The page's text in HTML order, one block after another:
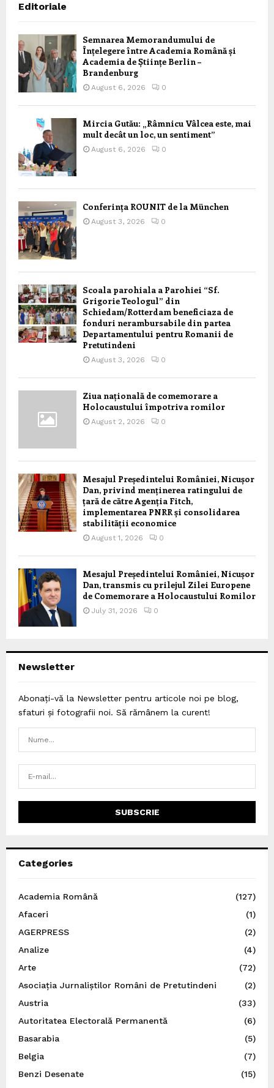
Editoriale
Semnarea Memorandumului de
Înțelegere între Academia Română și
Academia de Științe Berlin –
Brandenburg
August 6, 2026 0
Mircia Gutău: „Râmnicu Vâlcea este, mai
mult decât un loc, un sentiment”
August 6, 2026 0
Conferința ROUNIT de la München
August 3, 2026 0
Scoala parohiala a Parohiei “Sf.
Grigorie Teologul” din
Schiedam/Rotterdam beneficiaza de
fonduri nerambursabile din partea
Departamentului pentru Romanii de
Pretutindeni
August 3, 2026 0
Ziua națională de comemorare a
Holocaustului împotriva romilor
August 2, 2026 0
Mesajul Președintelui României, Nicușor
Dan, privind menținerea ratingului de
țară de către Agenția Fitch,
implementarea PNRR și consolidarea
stabilității economice
August 1, 2026 0
Mesajul Președintelui României, Nicușor
Dan, transmis cu prilejul Zilei Europene
de Comemorare a Holocaustului Romilor
July 31, 2026 0
Newsletter
Abonați-vă la Newsletter pentru articole noi pe blog,
sfaturi și fotografii noi. Să rămânem la curent!
Categories
Academia Română
(127)
Afaceri
(1)
AGERPRESS
(2)
Analize
(4)
Arte
(72)
Asociația Jurnaliștilor Români de Pretutindeni
(2)
Austria
(33)
Autoritatea Electorală Permanentă
(6)
Basarabia
(5)
Belgia
(7)
Benzi Desenate
(15)